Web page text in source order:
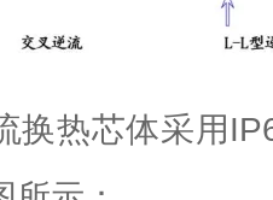
换热芯体采用